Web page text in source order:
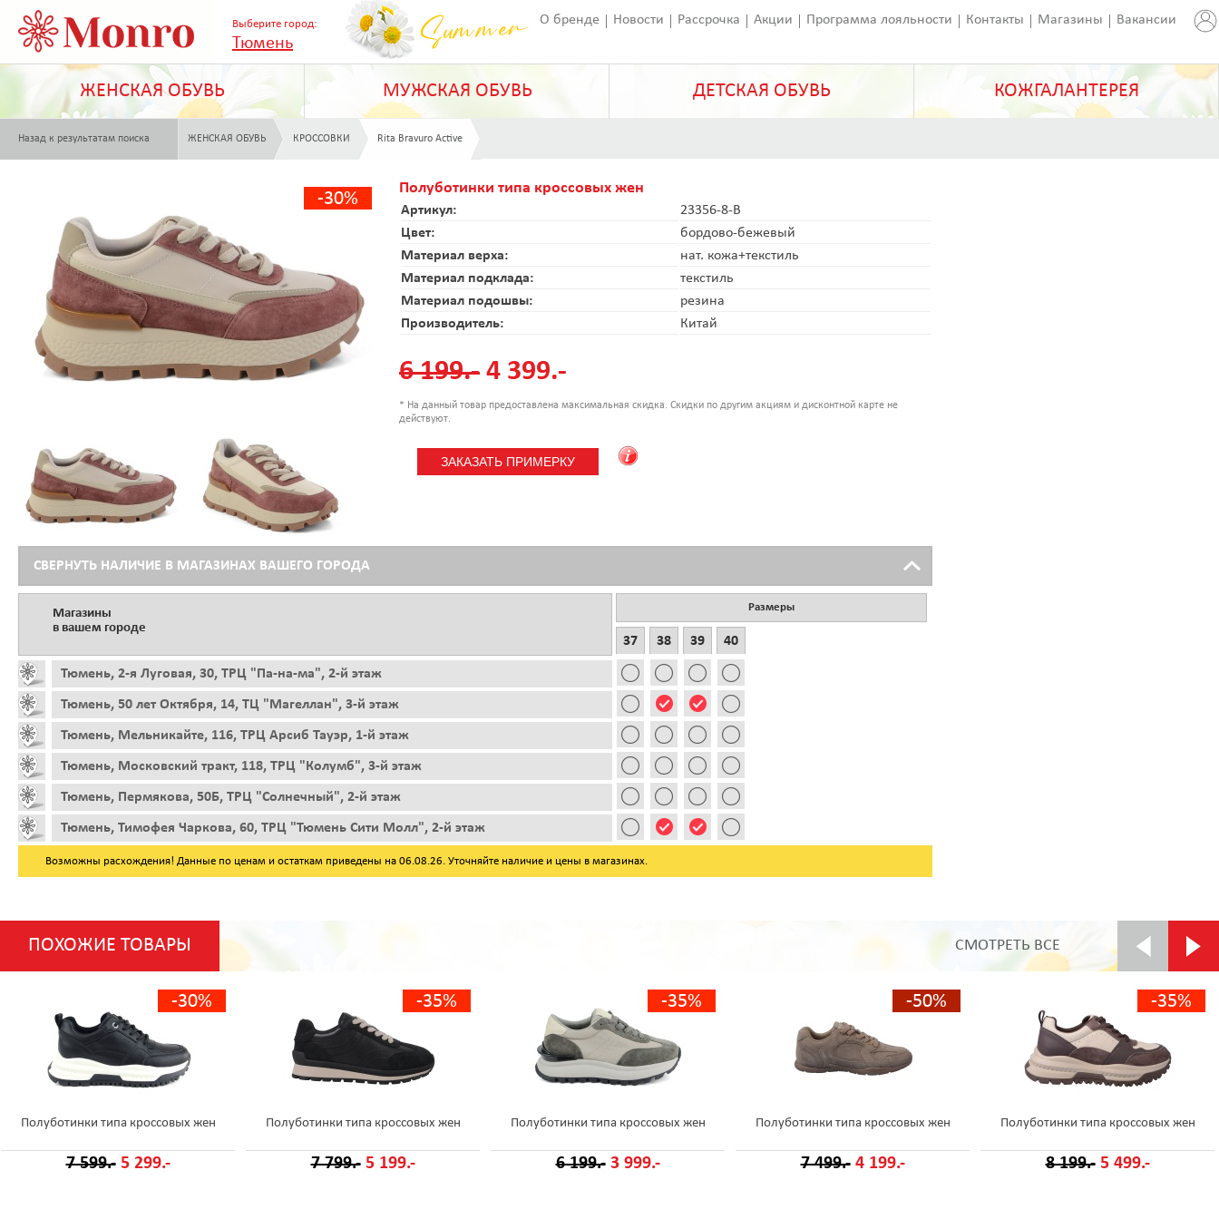
Выберите город:
Тюмень
О бренде Новости Рассрочка Акции Программа лояльности Контакты Магазины Вакансии
ЖЕНСКАЯ ОБУВЬ МУЖСКАЯ ОБУВЬ ДЕТСКАЯ ОБУВЬ КОЖГАЛАНТЕРЕЯ
Назад к результатам поиска ЖЕНСКАЯ ОБУВЬ КРОССОВКИ Rita Bravuro Active
-30%
Полуботинки типа кроссовых жен
Артикул:
23356-8-B
Цвет:
бордово-бежевый
Материал верха:
нат. кожа+текстиль
Материал подклада:
текстиль
Материал подошвы:
резина
Производитель:
Китай
6 199.- 4 399.-
* На данный товар предоставлена максимальная скидка. Скидки по другим акциям и дисконтной карте не
действуют.
СВЕРНУТЬ НАЛИЧИЕ В МАГАЗИНАХ ВАШЕГО ГОРОДА
Магазины
в вашем городе
Тюмень, 2-я Луговая, 30, ТРЦ "Па-на-ма", 2-й этаж
Тюмень, 50 лет Октября, 14, ТЦ "Магеллан", 3-й этаж
Тюмень, Мельникайте, 116, ТРЦ Арсиб Тауэр, 1-й этаж
Тюмень, Московский тракт, 118, ТРЦ "Колумб", 3-й этаж
Тюмень, Пермякова, 50Б, ТРЦ "Солнечный", 2-й этаж
Тюмень, Тимофея Чаркова, 60, ТРЦ "Тюмень Сити Молл", 2-й этаж
Размеры
37 38 39 40
Возможны расхождения! Данные по ценам и остаткам приведены на 06.08.26. Уточняйте наличие и цены в магазинах.
ПОХОЖИЕ ТОВАРЫ СМОТРЕТЬ ВСЕ
-30%
Полуботинки типа кроссовых жен
7 599.- 5 299.-
-35%
Полуботинки типа кроссовых жен
7 799.- 5 199.-
-35%
Полуботинки типа кроссовых жен
6 199.- 3 999.-
-50%
Полуботинки типа кроссовых жен
7 499.- 4 199.-
-35%
Полуботинки типа кроссовых жен
8 199.- 5 499.-